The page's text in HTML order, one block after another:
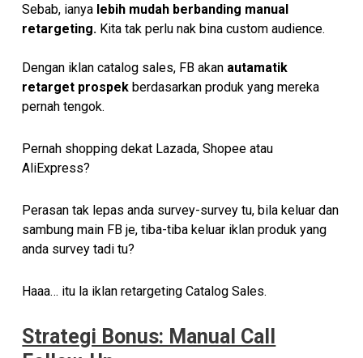
Sebab, ianya lebih mudah berbanding manual
retargeting. Kita tak perlu nak bina custom audience.
Dengan iklan catalog sales, FB akan autamatik
retarget prospek berdasarkan produk yang mereka
pernah tengok.
Pernah shopping dekat Lazada, Shopee atau
AliExpress?
Perasan tak lepas anda survey-survey tu, bila keluar dan
sambung main FB je, tiba-tiba keluar iklan produk yang
anda survey tadi tu?
Haaa… itu la iklan retargeting Catalog Sales.
Strategi Bonus: Manual Call